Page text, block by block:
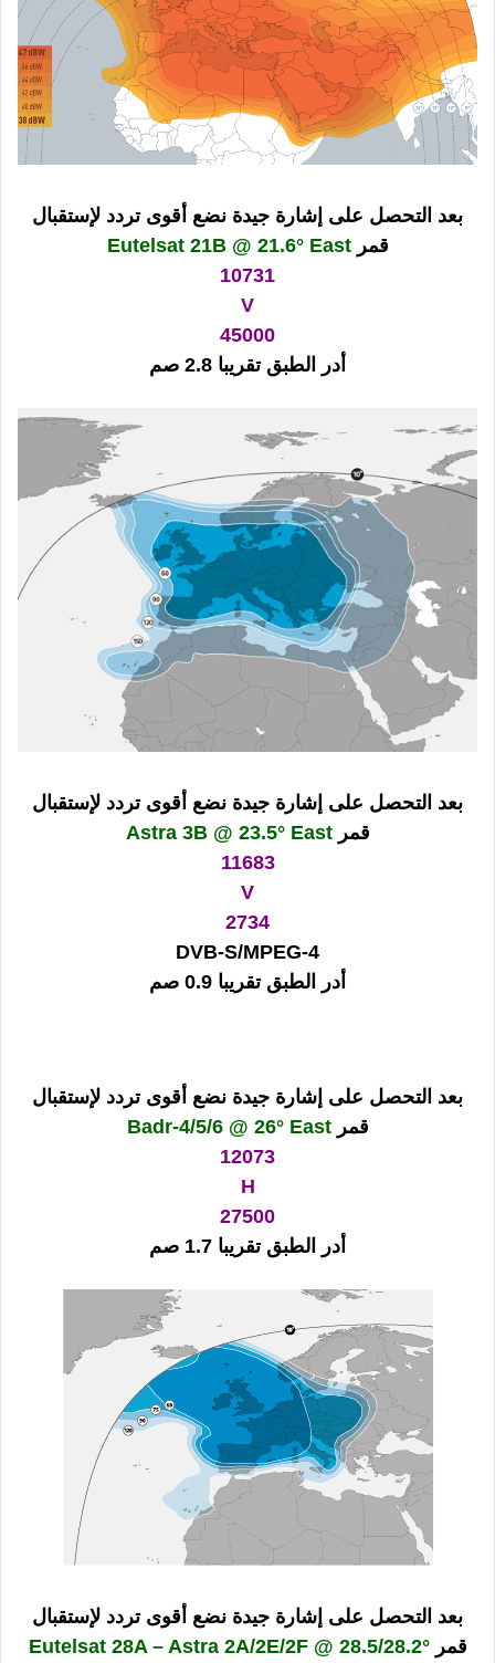
بعد التحصل على إشارة جيدة نضع أقوى تردد لإستقبال
قمرEutelsat 21B @ 21.6° East
10731
V
45000
أدر الطبق تقريبا 2.8 صم
بعد التحصل على إشارة جيدة نضع أقوى تردد لإستقبال
قمرAstra 3B @ 23.5° East
11683
V
2734
DVB-S/MPEG-4
أدر الطبق تقريبا 0.9 صم
بعد التحصل على إشارة جيدة نضع أقوى تردد لإستقبال
قمرBadr-4/5/6 @ 26° East
12073
H
27500
أدر الطبق تقريبا 1.7 صم
بعد التحصل على إشارة جيدة نضع أقوى تردد لإستقبال
قمر Eutelsat 28A – Astra 2A/2E/2F @ 28.5/28.2°